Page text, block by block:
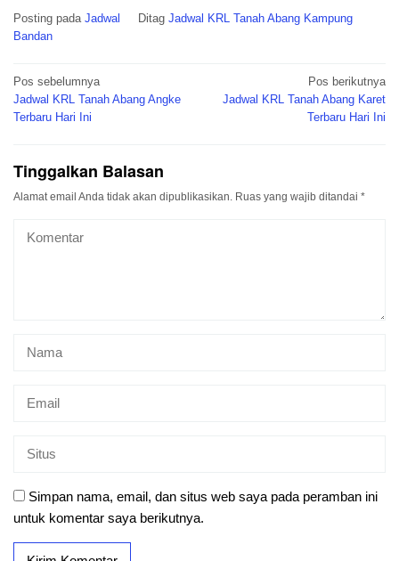
Posting pada Jadwal Ditag Jadwal KRL Tanah Abang Kampung
Bandan
Navigasi
pos
Pos sebelumnya
Jadwal KRL Tanah Abang Angke
Terbaru Hari Ini
Pos berikutnya
Jadwal KRL Tanah Abang Karet
Terbaru Hari Ini
Tinggalkan Balasan
Alamat email Anda tidak akan dipublikasikan. Ruas yang wajib ditandai *
Simpan nama, email, dan situs web saya pada peramban ini
untuk komentar saya berikutnya.